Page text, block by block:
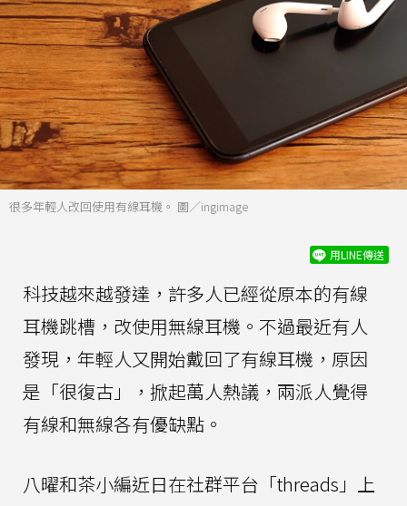
很多年輕人改回使用有線耳機。 圖／ingimage
用LINE傳送
科技越來越發達，許多人已經從原本的有線
耳機跳槽，改使用無線耳機。不過最近有人
發現，年輕人又開始戴回了有線耳機，原因
是「很復古」，掀起萬人熱議，兩派人覺得
有線和無線各有優缺點。
八曜和茶小編近日在社群平台「threads」上